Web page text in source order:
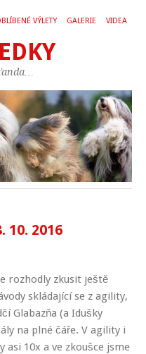
VÝLETY GALERIE VIDEA
10. 2016
rozhodly zkusit ještě
skládající se z agility,
Glabazňa (a Idušky
na plné čáře. V agility i
asi 10x a ve zkoušce jsme